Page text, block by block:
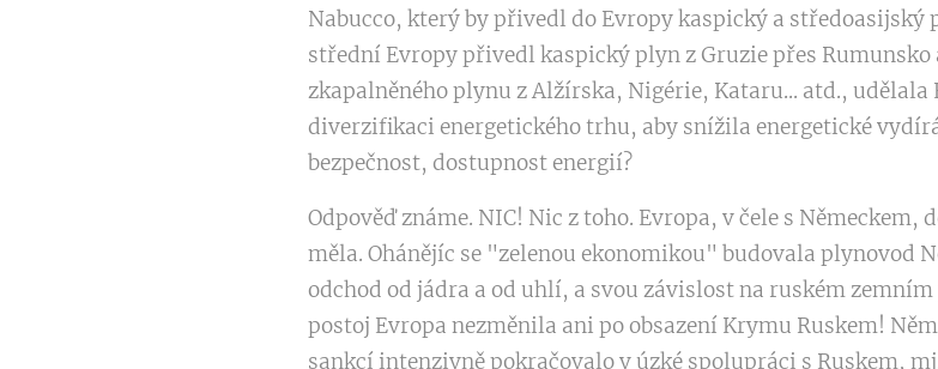
Nabucco, který by přivedl do Evropy kaspický a středoasijský
střední Evropy přivedl kaspický plyn z Gruzie přes
zkapalněného plynu z Alžírska, Nigérie, Kataru... atd., udělala
diverzifikaci energetického trhu, aby snížila energetické
bezpečnost, dostupnost energií?
Odpověď známe. NIC! Nic z toho. Evropa, v čele s Německem,
měla. Ohánějíc se "zelenou ekonomikou" budovala plynovod
odchod od jádra a od uhlí, a svou závislost na ruském
postoj Evropa nezměnila ani po obsazení Krymu Ruskem!
sankcí intenzivně pokračovalo v úzké spolupráci s Ruskem,